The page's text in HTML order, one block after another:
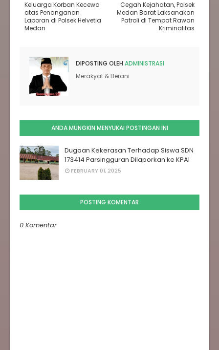
Cegah Kejahatan, Polsek
Medan Barat Laksanakan
Patroli di Tempat Rawan
Kriminalitas
Keluarga Korban Kecewa
atas Penanganan
Laporan di Polsek Helvetia
Medan
DIPOSTING OLEH ADMINISTRASI
Merakyat & Berani
ANDA MUNGKIN MENYUKAI POSTINGAN INI
Dugaan Kekerasan Terhadap Siswa SDN
173414 Parsingguran Dilaporkan ke KPAI
FEBRUARY 01, 2025
POSTING KOMENTAR
0 Komentar